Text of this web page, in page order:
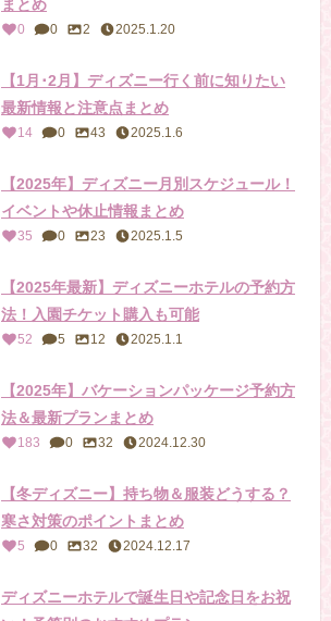
まとめ
0 0 2 2025.1.20
【1月･2月】ディズニー行く前に知りたい
最新情報と注意点まとめ
14 0 43 2025.1.6
【2025年】ディズニー月別スケジュール！
イベントや休止情報まとめ
35 0 23 2025.1.5
【2025年最新】ディズニーホテルの予約方
法！入園チケット購入も可能
52 5 12 2025.1.1
【2025年】バケーションパッケージ予約方
法＆最新プランまとめ
183 0 32 2024.12.30
【冬ディズニー】持ち物＆服装どうする？
寒さ対策のポイントまとめ
5 0 32 2024.12.17
ディズニーホテルで誕生日や記念日をお祝